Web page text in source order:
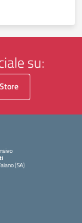
su:
(SA)
iniziale della scuola